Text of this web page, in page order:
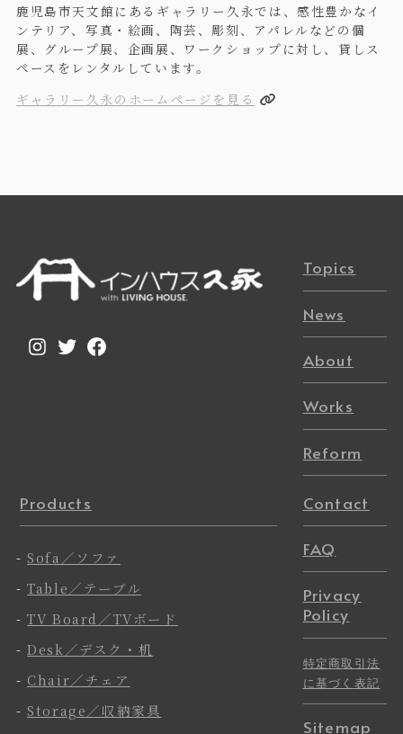
鹿児島市天文館にあるギャラリー久永では、感性豊かなイ
ンテリア、写真・絵画、陶芸、彫刻、アパレルなどの個
展、グループ展、企画展、ワークショップに対し、貸しス
ペースをレンタルしています。
ギャラリー久永のホームページを見る
Instagram
TwitterFacebook
Topics
News
About
Works
Reform
Products
-Sofa／ソファ
-Table／テーブル
-TV Board／TVボード
-Desk／デスク・机
- Chair／チェア
-Storage／収納家具
Contact
FAQ
Privacy
Policy
特定商取引法
に基づく表記
Sitemap